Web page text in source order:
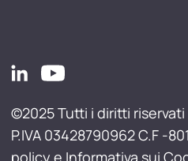
©2025 Tutti i diritti riservati
P.IVA 03428790962 C.F -